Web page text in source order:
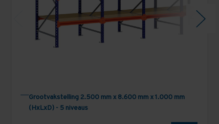
Grootvakstelling 2.500 mm x 8.600 mm x 1.000 mm
(HxLxD) - 5 niveaus